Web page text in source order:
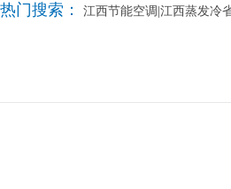
热门搜索： 江西节能空调|江西蒸发冷